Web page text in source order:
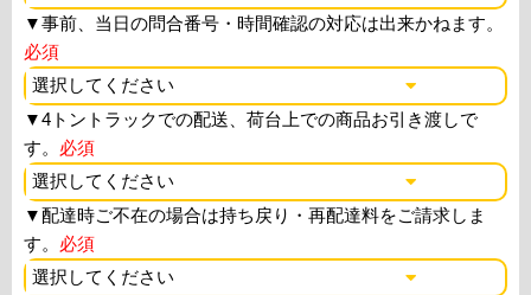
▼事前、当日の問合番号・時間確認の対応は出来かねます。
必須
▼4トントラックでの配送、荷台上での商品お引き渡しで
す。 必須
▼配達時ご不在の場合は持ち戻り・再配達料をご請求しま
す。 必須